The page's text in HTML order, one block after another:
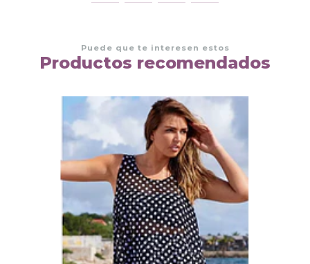
Puede que te interesen estos
Productos recomendados